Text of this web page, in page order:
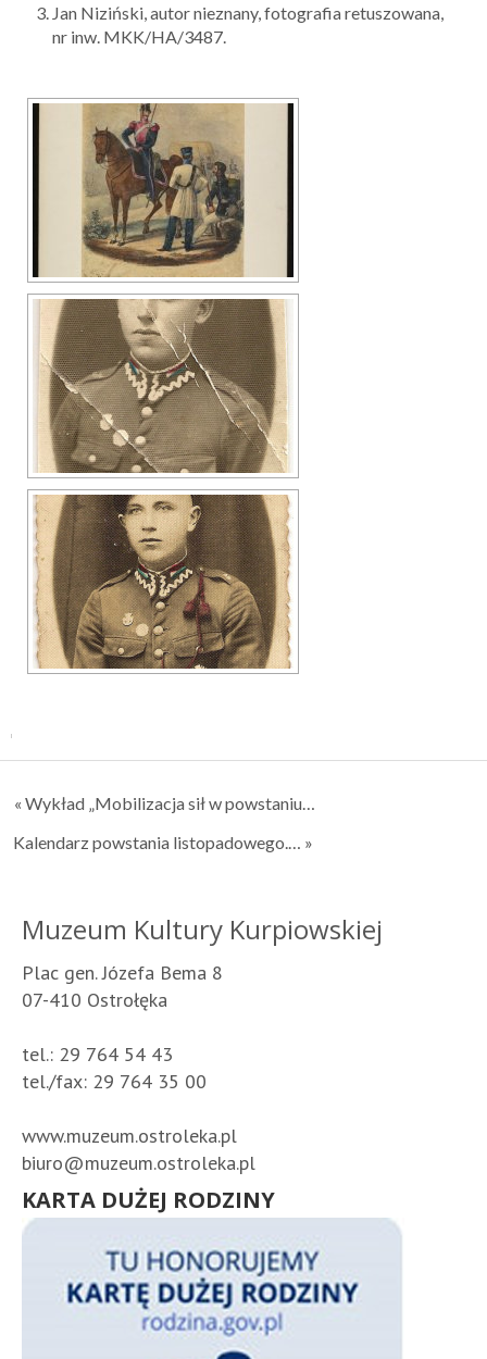
Jan Niziński, autor nieznany, fotografia retuszowana,
nr inw. MKK/HA/3487.
« Wykład „Mobilizacja sił w powstaniu…
Kalendarz powstania listopadowego.… »
Muzeum Kultury Kurpiowskiej
Plac gen. Józefa Bema 8
07-410 Ostrołęka
tel.: 29 764 54 43
tel./fax: 29 764 35 00
www.muzeum.ostroleka.pl
biuro@muzeum.ostroleka.pl
KARTA DUŻEJ RODZINY